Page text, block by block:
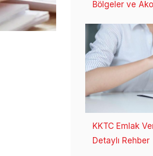
Bölgeler ve
KKTC Emlak
Detaylı Rehber